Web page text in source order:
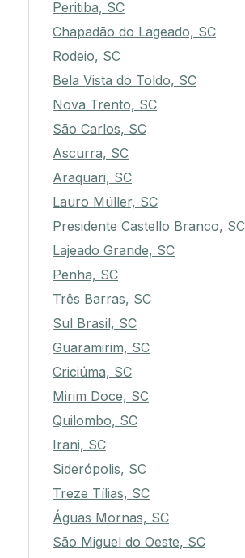
Peritiba, SC
Chapadão do Lageado, SC
Rodeio, SC
Bela Vista do Toldo, SC
Nova Trento, SC
São Carlos, SC
Ascurra, SC
Araquari, SC
Lauro Müller, SC
Presidente Castello Branco, SC
Lajeado Grande, SC
Penha, SC
Três Barras, SC
Sul Brasil, SC
Guaramirim, SC
Criciúma, SC
Mirim Doce, SC
Quilombo, SC
Irani, SC
Siderópolis, SC
Treze Tílias, SC
Águas Mornas, SC
São Miguel do Oeste, SC